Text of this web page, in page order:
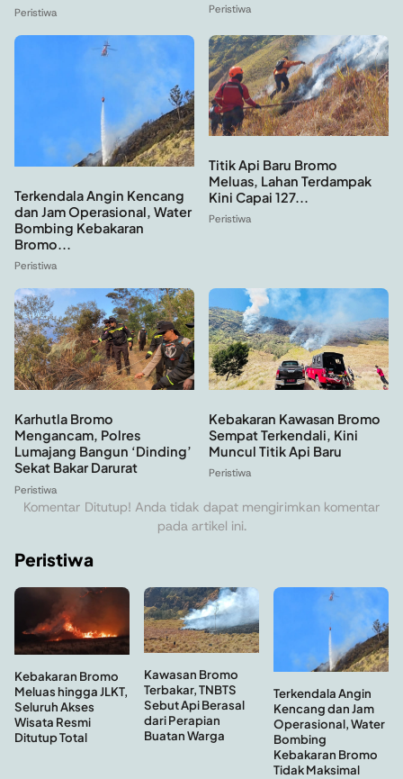
Peristiwa Peristiwa
Terkendala Angin Kencang
dan Jam Operasional, Water
Bombing Kebakaran
Bromo...
Peristiwa
Titik Api Baru Bromo
Meluas, Lahan Terdampak
Kini Capai 127...
Peristiwa
Karhutla Bromo
Mengancam, Polres
Lumajang Bangun ‘Dinding’
Sekat Bakar Darurat
Peristiwa
Kebakaran Kawasan Bromo
Sempat Terkendali, Kini
Muncul Titik Api Baru
Peristiwa
Komentar Ditutup! Anda tidak dapat mengirimkan komentar
pada artikel ini.
Peristiwa
Kebakaran Bromo
Meluas hingga JLKT,
Seluruh Akses
Wisata Resmi
Ditutup Total
Kawasan Bromo
Terbakar, TNBTS
Sebut Api Berasal
dari Perapian
Buatan Warga
Terkendala Angin
Kencang dan Jam
Operasional, Water
Bombing
Kebakaran Bromo
Tidak Maksimal